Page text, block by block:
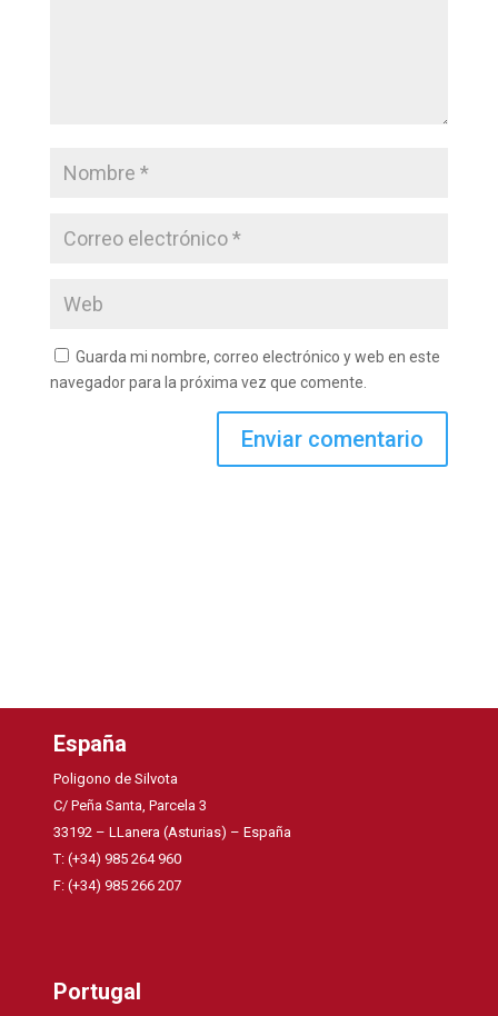
Guarda mi nombre, correo electrónico y web en este
navegador para la próxima vez que comente.
España
Poligono de Silvota
C/ Peña Santa, Parcela 3
33192 – LLanera (Asturias) – España
T: (+34) 985 264 960
F: (+34) 985 266 207
Portugal